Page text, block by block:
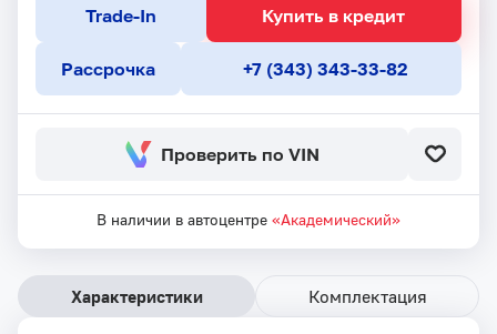
Купить в кредит
Trade-In
Рассрочка +7 (343) 343-33-82
Проверить по VIN
В наличии в автоцентре «Академический»
Характеристики Комплектация